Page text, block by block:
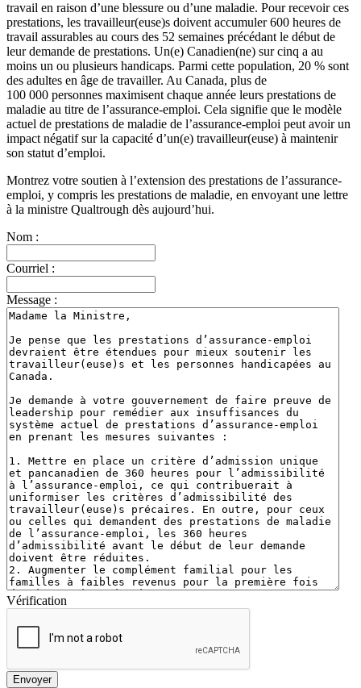
travail en raison d’une blessure ou d’une maladie. Pour recevoir ces
prestations, les travailleur(euse)s doivent accumuler 600 heures de
travail assurables au cours des 52 semaines précédant le début de
leur demande de prestations. Un(e) Canadien(ne) sur cinq a au
moins un ou plusieurs handicaps. Parmi cette population, 20 % sont
des adultes en âge de travailler. Au Canada, plus de
100 000 personnes maximisent chaque année leurs prestations de
maladie au titre de l’assurance-emploi. Cela signifie que le modèle
actuel de prestations de maladie de l’assurance-emploi peut avoir un
impact négatif sur la capacité d’un(e) travailleur(euse) à maintenir
son statut d’emploi.
Montrez votre soutien à l’extension des prestations de l’assurance-
emploi, y compris les prestations de maladie, en envoyant une lettre
à la ministre Qualtrough dès aujourd’hui.
Nom :
Courriel :
Message :
Vérification